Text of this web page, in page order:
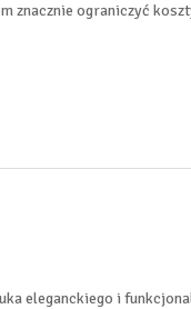
znacznie ograniczyć
eleganckiego i